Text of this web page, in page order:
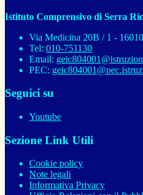
Istituto Comprensivo di Serra
Via Medicina 20B / 1 -
Tel: 010-751130
Email:
PEC:
Seguici su
Youtube
Sezione Link Utili
Cookie policy
Note legali
Informativa Privacy